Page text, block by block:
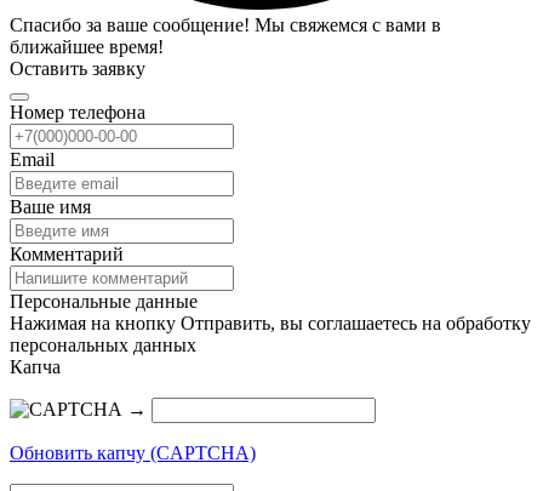
Спасибо за ваше сообщение! Мы свяжемся с вами в
ближайшее время!
Оставить заявку
Номер телефона
Email
Ваше имя
Комментарий
Персональные данные
Нажимая на кнопку Отправить, вы соглашаетесь на обработку
персональных данных
Капча
→
Обновить капчу (CAPTCHA)